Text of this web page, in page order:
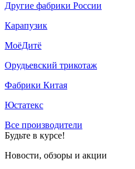
Другие фабрики России
Карапузик
МоёДитё
Орудьевский трикотаж
Фабрики Китая
Юстатекс
Все производители
Будьте в курсе!
Новости, обзоры и акции